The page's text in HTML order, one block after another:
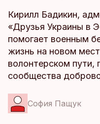
Кирилл Бадикин,
«Друзья Украины в
помогает военным
жизнь на новом
волонтерском пути,
сообщества
София Пащук